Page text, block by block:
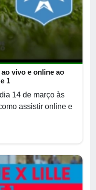
vivo e online ao
1
14 de março às
assistir online e